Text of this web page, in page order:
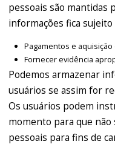
pessoais são mantidas
informações fica
Pagamentos e
Fornecer evidência
Podemos armazenar
usuários se assim for
Os usuários podem
momento para que
pessoais para fins de